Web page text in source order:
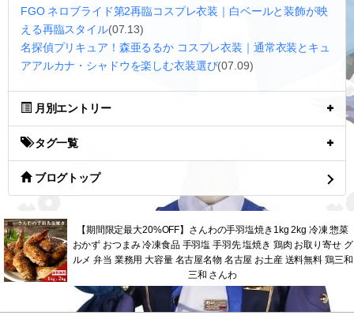
FGO ネロブライド第2再臨コスプレ衣装｜白ベールと装飾が映
える再臨スタイル(07.13)
名探偵プリキュア！森亜るるか コスプレ衣装｜通常衣装とキュ
アアルカナ・シャドウを楽しむ衣装選び(07.09)
月別エントリー
タグ一覧
ブログトップ
【期間限定最大20%OFF】さんわの手羽塩焼き1kg 2kg 冷凍 惣菜
おかず おつまみ 冷凍食品 手羽塩 手羽先 塩焼き 鶏肉 お取り寄せ グ
ルメ 弁当 業務用 大容量 名古屋名物 名古屋 お土産 送料無料 鶏三和
三和 さんわ